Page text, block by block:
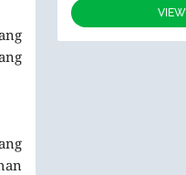
VIEW